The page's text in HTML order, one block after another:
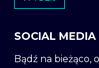
SOCIAL MEDIA
Bądź na bieżąco,